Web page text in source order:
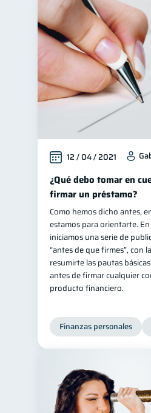
12 / 04 / 2021
¿Qué debo tomar en
firmar un préstamo?
Como hemos dicho antes,
estamos para orientarte.
iniciamos una serie de
“antes de que firmes”, con
resumirte las pautas
antes de firmar cualquier
producto financiero.
Finanzas personales